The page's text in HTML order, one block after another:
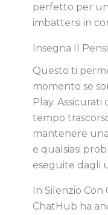
perfetto per
imbattersi in
Insegna Il
Questo ti
momento se
Play.
tempo
mantenere
e qualsiasi
eseguite dagli
In Silenzio Con
ChatHub ha